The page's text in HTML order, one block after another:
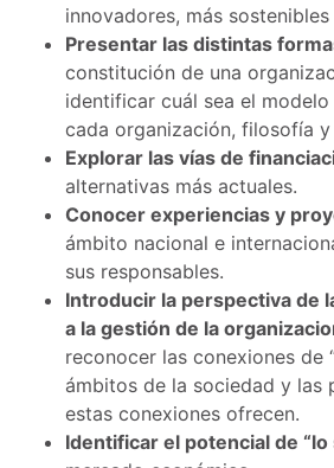
innovadores, más
Presentar las distintas
constitución de una
identificar cuál sea el
cada organización, filosofía
Explorar las vías de
alternativas más actuales.
Conocer experiencias y
ámbito nacional e
sus responsables.
Introducir la perspectiva de
a la gestión de la
reconocer las conexiones de
ámbitos de la sociedad y las
estas conexiones ofrecen.
Identificar el potencial de “lo